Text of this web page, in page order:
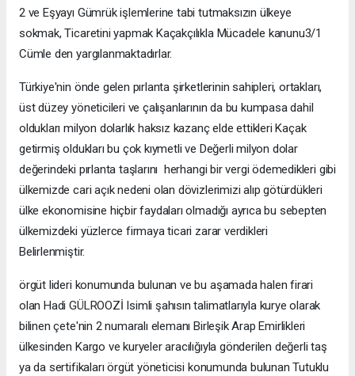
2 ve Eşyayı Gümrük işlemlerine tabi tutmaksızın ülkeye
sokmak, Ticaretini yapmak Kaçakçılıkla Mücadele kanunu3/1
Cümle den yargılanmaktadırlar.
Türkiye'nin önde gelen pırlanta şirketlerinin sahipleri, ortakları,
üst düzey yöneticileri ve çalışanlarının da bu kumpasa dahil
oldukları milyon dolarlık haksız kazanç elde ettikleri Kaçak
getirmiş oldukları bu çok kıymetli ve Değerli milyon dolar
değerindeki pırlanta taşlarını herhangi bir vergi ödemedikleri gibi
ülkemizde cari açık nedeni olan dövizlerimizi alıp götürdükleri
ülke ekonomisine hiçbir faydaları olmadığı ayrıca bu sebepten
ülkemizdeki yüzlerce firmaya ticari zarar verdikleri
Belirlenmiştir.
örgüt lideri konumunda bulunan ve bu aşamada halen firari
olan Hadi GÜLROOZİ Isimli şahısın talimatlarıyla kurye olarak
bilinen çete'nin 2 numaralı elemanı Birleşik Arap Emirlikleri
ülkesinden Kargo ve kuryeler aracılığıyla gönderilen değerli taş
ya da sertifikaları örgüt yöneticisi konumunda bulunan Tutuklu